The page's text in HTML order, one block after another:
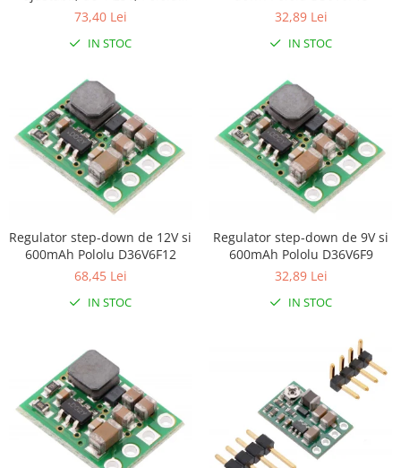
D36V6AHV
73,40 Lei
IN STOC
32,89 Lei
IN STOC
Regulator step-down de 12V si
600mAh Pololu D36V6F12
68,45 Lei
IN STOC
Regulator step-down de 9V si
600mAh Pololu D36V6F9
32,89 Lei
IN STOC